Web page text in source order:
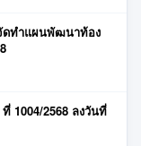
ดทำแผนพัฒนาท้อง
1004/2568 ลงวันที่